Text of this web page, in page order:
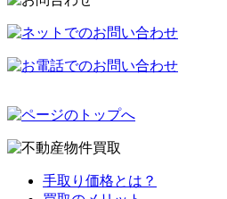
手取り価格とは？